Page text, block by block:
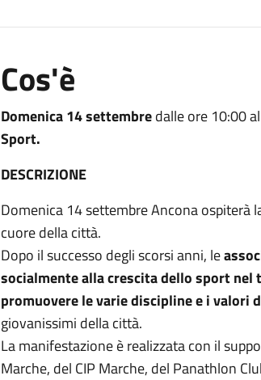
Cos'è
Domenica 14 settembredalle ore 10:00
Sport.
DESCRIZIONE
Domenica 14 settembre Ancona ospiterà
cuore della città.
Dopo il successo degli scorsi anni, le
socialmente alla crescita dello sport
promuovere le varie discipline e i valori
giovanissimi della città.
La manifestazione è realizzata con il
Marche, del CIP Marche, del Panathlon